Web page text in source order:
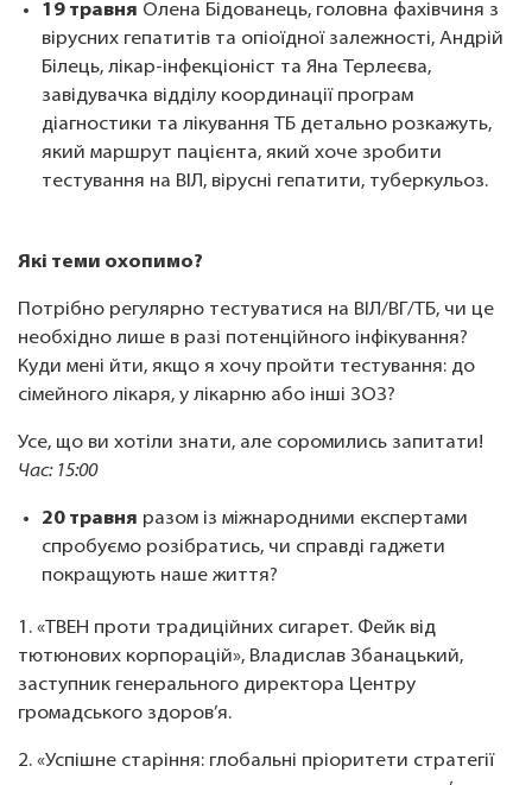
19 травня Олена Бідованець, головна фахівчиня з
вірусних гепатитів та опіоїдної залежності, Андрій
Білець, лікар-інфекціоніст та Яна Терлеєва,
завідувачка відділу координації програм
діагностики та лікування ТБ детально розкажуть,
який маршрут пацієнта, який хоче зробити
тестування на ВІЛ, вірусні гепатити, туберкульоз.
Які теми охопимо?
Потрібно регулярно тестуватися на ВІЛ/ВГ/ТБ, чи це
необхідно лише в разі потенційного інфікування?
Куди мені йти, якщо я хочу пройти тестування: до
сімейного лікаря, у лікарню або інші ЗОЗ?
Усе, що ви хотіли знати, але соромились запитати!
Час: 15:00
20 травня разом із міжнародними експертами
спробуємо розібратись, чи справді гаджети
покращують наше життя?
1. «ТВЕН проти традиційних сигарет. Фейк від
тютюнових корпорацій», Владислав Збанацький,
заступник генерального директора Центру
громадського здоров’я.
2. «Успішне старіння: глобальні пріоритети стратегії